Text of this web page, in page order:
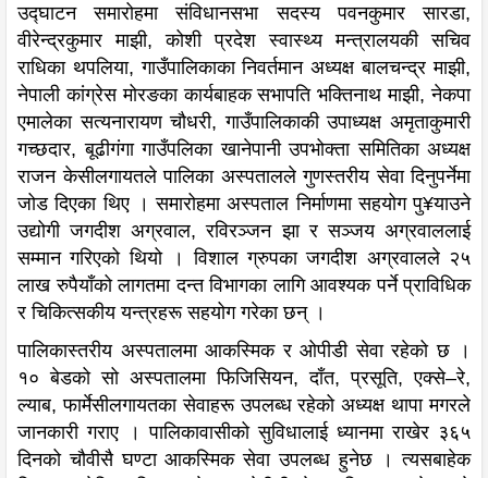
उद्घाटन समारोहमा संविधानसभा सदस्य पवनकुमार सारडा,
वीरेन्द्रकुमार माझी, कोशी प्रदेश स्वास्थ्य मन्त्रालयकी सचिव
राधिका थपलिया, गाउँपालिकाका निवर्तमान अध्यक्ष बालचन्द्र माझी,
नेपाली कांग्रेस मोरङका कार्यबाहक सभापति भक्तिनाथ माझी, नेकपा
एमालेका सत्यनारायण चौधरी, गाउँपालिकाकी उपाध्यक्ष अमृताकुमारी
गच्छदार, बूढीगंगा गाउँपलिका खानेपानी उपभोक्ता समितिका अध्यक्ष
राजन केसीलगायतले पालिका अस्पतालले गुणस्तरीय सेवा दिनुपर्नेमा
जोड दिएका थिए । समारोहमा अस्पताल निर्माणमा सहयोग पु¥याउने
उद्योगी जगदीश अग्रवाल, रविरञ्जन झा र सञ्जय अग्रवाललाई
सम्मान गरिएको थियो । विशाल ग्रुपका जगदीश अग्रवालले २५
लाख रुपैयाँको लागतमा दन्त विभागका लागि आवश्यक पर्ने प्राविधिक
र चिकित्सकीय यन्त्रहरू सहयोग गरेका छन् ।
पालिकास्तरीय अस्पतालमा आकस्मिक र ओपीडी सेवा रहेको छ ।
१० बेडको सो अस्पतालमा फिजिसियन, दाँत, प्रसूति, एक्से–रे,
ल्याब, फार्मेसीलगायतका सेवाहरू उपलब्ध रहेको अध्यक्ष थापा मगरले
जानकारी गराए । पालिकावासीको सुविधालाई ध्यानमा राखेर ३६५
दिनको चौवीसै घण्टा आकस्मिक सेवा उपलब्ध हुनेछ । त्यसबाहेक